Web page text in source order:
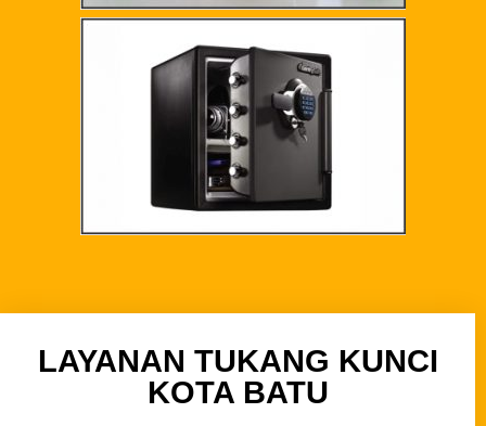
LAYANAN TUKANG KUNCI
KOTA BATU